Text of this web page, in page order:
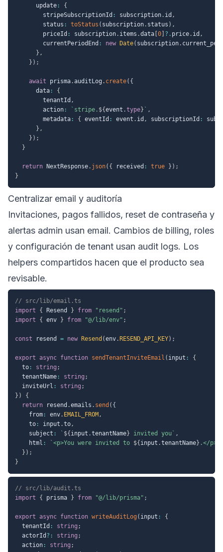
      update
:
{
        stripeSubscriptionId
: subscription. id ,
        status
: toStatus ( subscription. status ) ,
        priceId
: subscription. items .data 0 ?. price. id ,
        currentPeriodEnd
: new Date( subscription.
} ,
} ) ;
await prisma.auditLog . create( {
      data
:
{
        tenantId
,
        action
: ` stripe. ${event .type} ` ,
        metadata
: { eventId : event . id , subscriptionId :
} ,
} ) ;
}
return NextResponse. json( { received : true } ) ;
}
Centralizar email y auditoría
Invitaciones, pagos fallidos, reset de contraseña y
alertas admin usan email. Cambios de billing, roles
y configuración de tenant usan audit logs. Los
helpers compartidos hacen que el producto sea
revisable.
// src/lib/email.ts
import
{ Resend } from "resend" ;
import
{ env } from "@/lib/env" ;
const resend = new Resend (env. RESEND_API_KEY) ;
export async function sendTenantInviteEmail ( input :
{
  to
: string ;
  tenantName
: string ;
  inviteUrl
: string ;
} )
{
return resend .emails . send ( {
    from
: env. EMAIL_FROM ,
    to
: input .to,
    subject
: ` ${ input .tenantName} invited you ` ,
    html
: ` <p>You were invited to ${ input .tenantName} .</
} ) ;
}
// src/lib/audit.ts
import
{ prisma } from "@/lib/prisma" ;
export async function writeAuditLog ( input :
{
  tenantId
: string ;
  actorId
? : string ;
  action
: string ;